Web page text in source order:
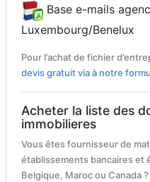
Base e-mails
Luxembourg/Benelux
Pour l’achat de fichier
devis gratuit via à notre
Acheter la liste des
immobilieres
Vous êtes fournisseur de
établissements bancaires et
Belgique, Maroc ou Canada